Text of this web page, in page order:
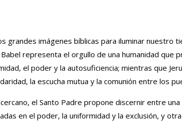
grandes imágenes bíblicas para iluminar nuestro
representa el orgullo de una humanidad que
el poder y la autosuficiencia; mientras que
la escucha mutua y la comunión entre los
el Santo Padre propone discernir entre
en el poder, la uniformidad y la exclusión, y